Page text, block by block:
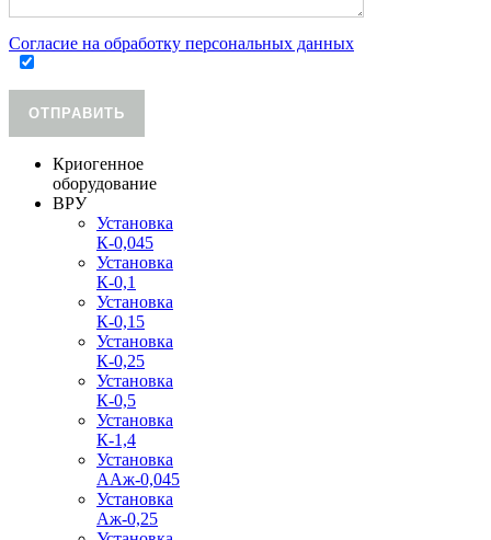
Согласие на обработку персональных данных
ОТПРАВИТЬ
Криогенное
оборудование
ВРУ
Установка
К-0,045
Установка
К-0,1
Установка
К-0,15
Установка
К-0,25
Установка
К-0,5
Установка
К-1,4
Установка
ААж-0,045
Установка
Аж-0,25